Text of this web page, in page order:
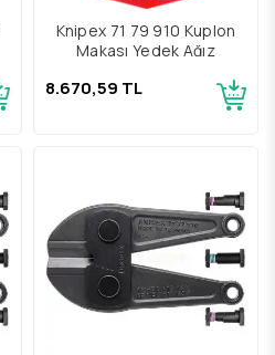
Knipex 71 79 910 Kuplon
Makası Yedek Ağız
8.670,59 TL